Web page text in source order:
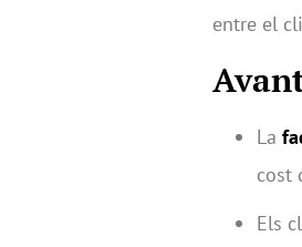
entre el
La
cost
Els